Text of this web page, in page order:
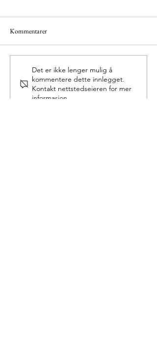
Grønnes sjøbad
Kommentarer
Det er ikke lenger mulig å
kommentere dette innlegget.
Kontakt nettstedseieren for mer
informasjon.